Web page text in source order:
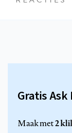
Gratis
Maak met2